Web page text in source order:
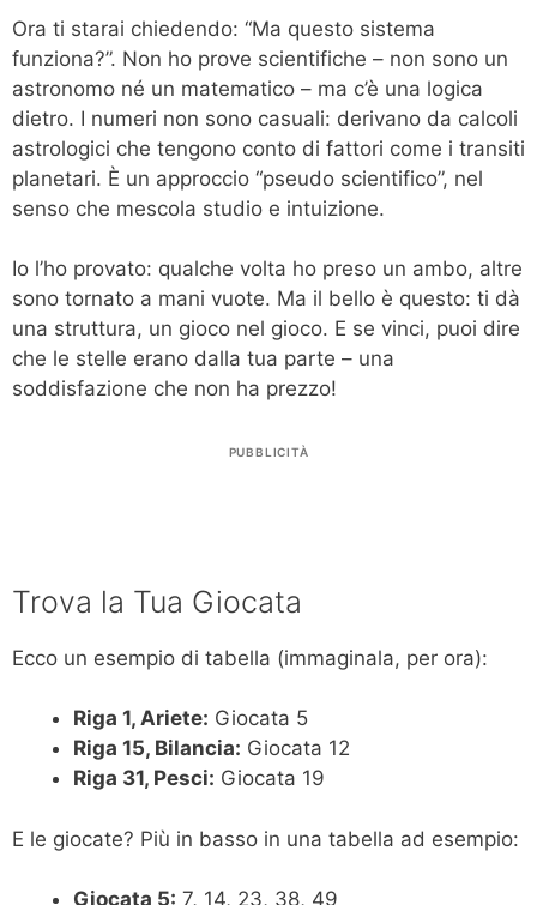
Ora ti starai chiedendo: “Ma questo sistema
funziona?”. Non ho prove scientifiche – non sono un
astronomo né un matematico – ma c’è una logica
dietro. I numeri non sono casuali: derivano da calcoli
astrologici che tengono conto di fattori come i transiti
planetari. È un approccio “pseudo scientifico”, nel
senso che mescola studio e intuizione.
Io l’ho provato: qualche volta ho preso un ambo, altre
sono tornato a mani vuote. Ma il bello è questo: ti dà
una struttura, un gioco nel gioco. E se vinci, puoi dire
che le stelle erano dalla tua parte – una
soddisfazione che non ha prezzo!
PUBBLICITÀ
Trova la Tua Giocata
Ecco un esempio di tabella (immaginala, per ora):
Riga 1, Ariete: Giocata 5
Riga 15, Bilancia: Giocata 12
Riga 31, Pesci: Giocata 19
E le giocate? Più in basso in una tabella ad esempio:
Giocata 5: 7, 14, 23, 38, 49